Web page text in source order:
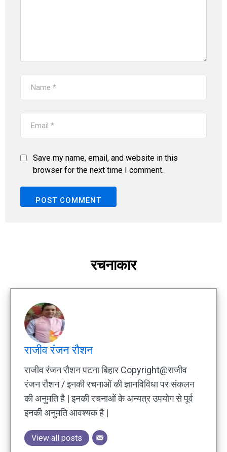
Save my name, email, and website in this
browser for the next time I comment.
रचनाकार
राजीव रंजन रौशन
राजीव रंजन रौशन पटना बिहार Copyright@राजीव
रंजन रौशन / इनकी रचनाओं की ज्ञानविविधा पर संकलन
की अनुमति है | इनकी रचनाओं के अन्यत्र उपयोग से पूर्व
इनकी अनुमति आवश्यक है |
View all posts